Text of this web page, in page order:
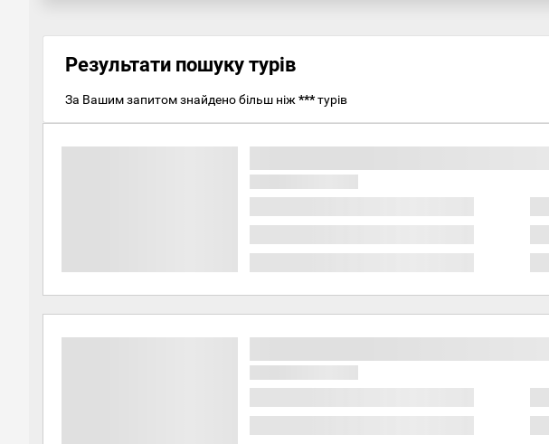
Результати пошуку турів
За Вашим запитом знайдено більш ніж ***турів